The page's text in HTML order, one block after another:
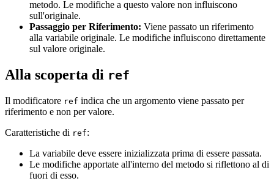
metodo. Le modifiche a questo valore non influiscono
sull'originale.
Passaggio per Riferimento: Viene passato un riferimento
alla variabile originale. Le modifiche influiscono direttamente
sul valore originale.
Alla scoperta di ref
Il modificatore ref indica che un argomento viene passato per
riferimento e non per valore.
Caratteristiche di ref:
La variabile deve essere inizializzata prima di essere passata.
Le modifiche apportate all'interno del metodo si riflettono al di
fuori di esso.